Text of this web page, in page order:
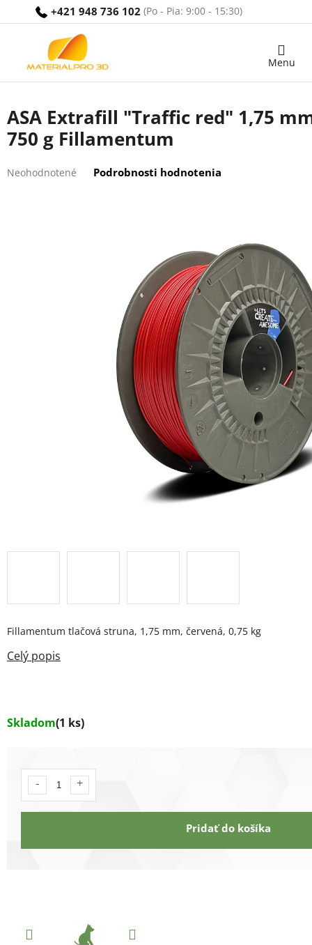
+421 948 736 102
Nákupný
ASA Extrafill "Traffic red" 1,75
750 g Fillamentum
hodnotenie
Neohodnotené Podrobnosti hodnotenia
Skladom(1 ks)
Pridať do košíka
Fillamentum tlačová struna, 1,75 mm, červená, 0,75 kg